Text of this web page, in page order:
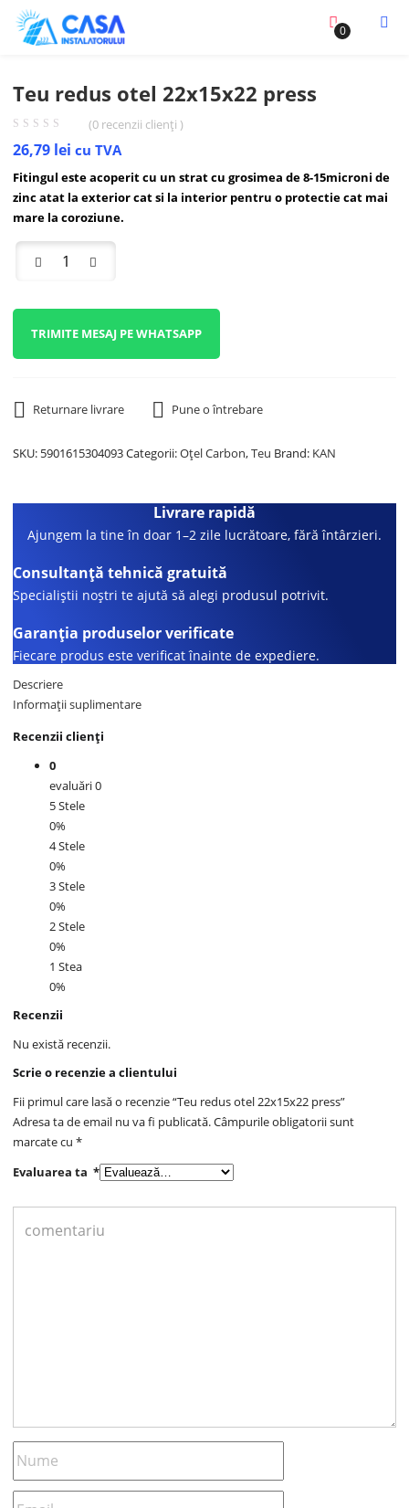
0
Teu redus otel 22x15x22 press
(0 recenzii clienți )
26,79 lei cu TVA
Fitingul este acoperit cu un strat cu grosimea de 8-15microni de
zinc atat la exterior cat si la interior pentru o protectie cat mai
mare la coroziune.
TRIMITE MESAJ PE WHATSAPP
Returnare livrare Pune o întrebare
SKU: 5901615304093Categorii:Oțel Carbon,Teu Brand: KAN
Livrare rapidă
Ajungem la tine în doar 1–2 zile lucrătoare, fără întârzieri.
Consultanță tehnică gratuită
Specialiștii noștri te ajută să alegi produsul potrivit.
Garanția produselor verificate
Fiecare produs este verificat înainte de expediere.
Descriere
Informații suplimentare
Recenzii clienți
0
evaluări 0
5 Stele
0%
4 Stele
0%
3 Stele
0%
2 Stele
0%
1 Stea
0%
Recenzii
Nu există recenzii.
Scrie o recenzie a clientului
Fii primul care lasă o recenzie “Teu redus otel 22x15x22 press”
Adresa ta de email nu va fi publicată.Câmpurile obligatorii sunt
marcate cu*
Evaluarea ta*